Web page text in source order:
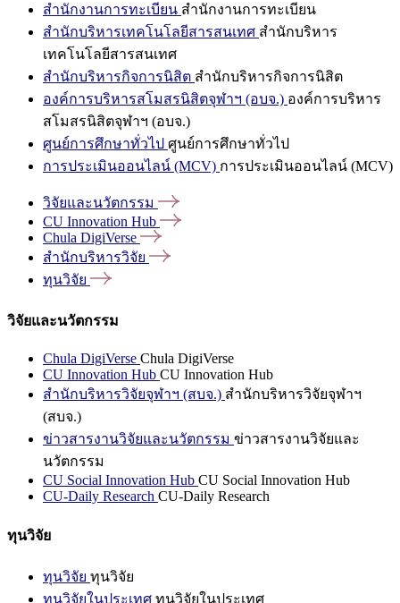
สำนักงานการทะเบียน สำนักงานการทะเบียน
สำนักบริหารเทคโนโลยีสารสนเทศ สำนักบริหาร
เทคโนโลยีสารสนเทศ
สำนักบริหารกิจการนิสิต สำนักบริหารกิจการนิสิต
องค์การบริหารสโมสรนิสิตจุฬาฯ (อบจ.) องค์การบริหาร
สโมสรนิสิตจุฬาฯ (อบจ.)
ศูนย์การศึกษาทั่วไป ศูนย์การศึกษาทั่วไป
การประเมินออนไลน์ (MCV) การประเมินออนไลน์ (MCV)
วิจัยและนวัตกรรม
CU Innovation Hub
Chula DigiVerse
สำนักบริหารวิจัย
ทุนวิจัย
วิจัยและนวัตกรรม
Chula DigiVerse Chula DigiVerse
CU Innovation Hub CU Innovation Hub
สำนักบริหารวิจัยจุฬาฯ (สบจ.) สำนักบริหารวิจัยจุฬาฯ
(สบจ.)
ข่าวสารงานวิจัยและนวัตกรรม ข่าวสารงานวิจัยและ
นวัตกรรม
CU Social Innovation Hub CU Social Innovation Hub
CU-Daily Research CU-Daily Research
ทุนวิจัย
ทุนวิจัย ทุนวิจัย
ทุนวิจัยในประเทศ ทุนวิจัยในประเทศ